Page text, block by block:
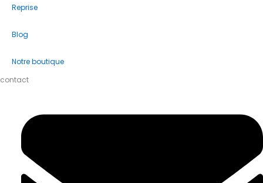
Reprise
Blog
Notre boutique
contact